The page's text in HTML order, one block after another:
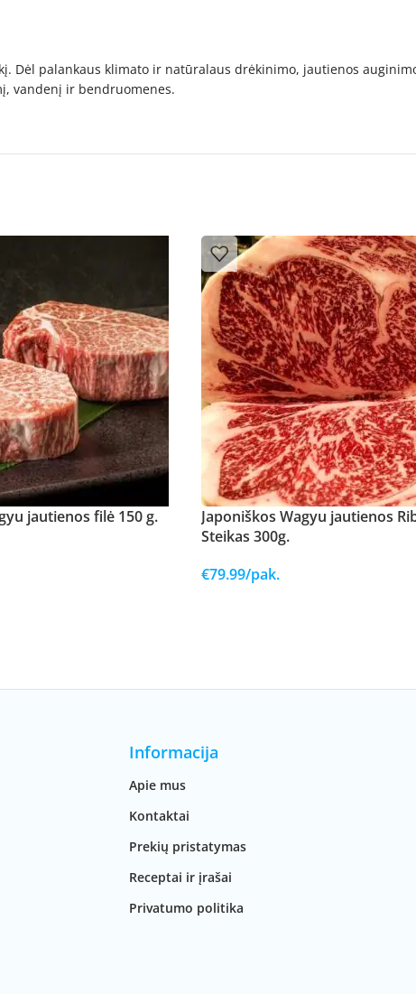
Dėl palankaus klimato ir natūralaus drėkinimo, jautienos
vandenį ir bendruomenes.
jautienos filė 150 g.
Japoniškos Wagyu jautienos
Steikas 300g.
€79.99/pak.
Informacija
Apie mus
Kontaktai
Prekių pristatymas
Receptai ir įrašai
Privatumo politika